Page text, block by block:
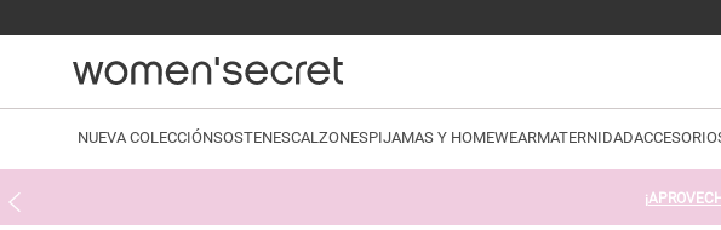
NUEVA COLECCIÓNSOSTENESCALZONESPIJAMAS Y HOMEWEARMATERNIDAD